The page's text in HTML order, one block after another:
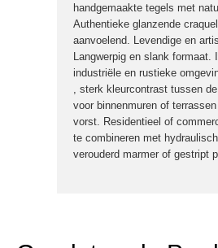
handgemaakte tegels met
Authentieke glanzende
aanvoelend. Levendige en
Langwerpig en slank formaat.
industriële en rustieke
, sterk kleurcontrast tussen
voor binnenmuren of
vorst. Residentieel of
te combineren met
verouderd marmer of gestript